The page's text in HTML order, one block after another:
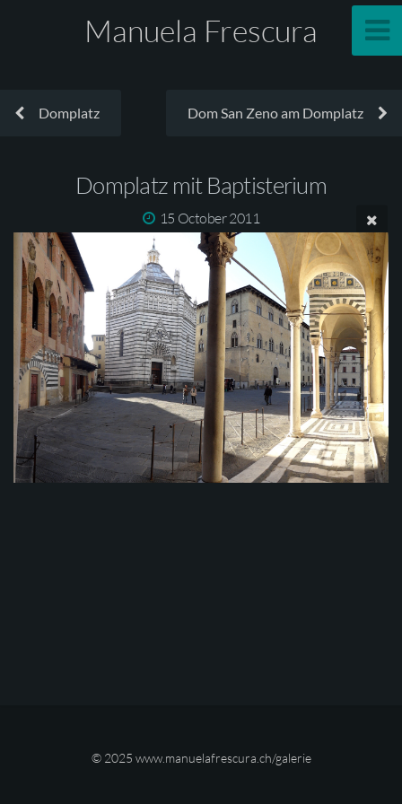
Manuela Frescura
Domplatz Dom San Zeno am Domplatz
Domplatz mit Baptisterium
15 October 2011
© 2025 www.manuelafrescura.ch/galerie